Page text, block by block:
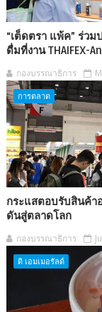
“เต็ดตรา แพ้ค” ร่ว
ดื่มที่งาน THAIFEX-
กองบรรณาธิการ
การตลาด
กระแสตอบรับสินค้า
ดันสู่ตลาดโลก
กองบรรณาธิการ
ดิ เอมเมอรัลด์